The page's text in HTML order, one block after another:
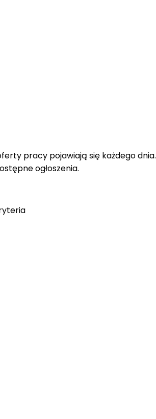
pracy pojawiają się każdego dnia.
ogłoszenia.